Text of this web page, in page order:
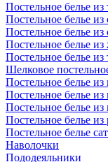
Постельное белье из
Постельное белье из
Постельное белье из
Постельное белье из
Постельное белье из
Шелковое
Постельное белье из
Постельное белье
Постельное белье из
Постельное белье из
Постельное белье
Наволочки
Пододеяльники